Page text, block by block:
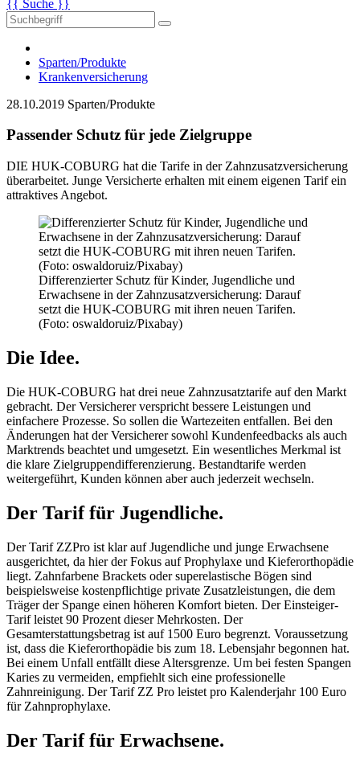
{{ Suche }}
Sparten/Produkte
Krankenversicherung
28.10.2019 Sparten/Produkte
Passender Schutz für jede Zielgruppe
DIE HUK-COBURG hat die Tarife in der Zahnzusatzversicherung
überarbeitet. Junge Versicherte erhalten mit einem eigenen Tarif ein
attraktives Angebot.
Differenzierter Schutz für Kinder, Jugendliche und
Erwachsene in der Zahnzusatzversicherung: Darauf
setzt die HUK-COBURG mit ihren neuen Tarifen.
(Foto: oswaldoruiz/Pixabay)
Die Idee.
Die HUK-COBURG hat drei neue Zahnzusatztarife auf den Markt
gebracht. Der Versicherer verspricht bessere Leistungen und
einfachere Prozesse. So sollen die Wartezeiten entfallen. Bei den
Änderungen hat der Versicherer sowohl Kundenfeedbacks als auch
Marktrends beachtet und umgesetzt. Ein wesentliches Merkmal ist
die klare Zielgruppendifferenzierung. Bestandtarife werden
weitergeführt, Kunden können aber auch jederzeit wechseln.
Der Tarif für Jugendliche.
Der Tarif ZZPro ist klar auf Jugendliche und junge Erwachsene
ausgerichtet, da hier der Fokus auf Prophylaxe und Kieferorthopädie
liegt. Zahnfarbene Brackets oder superelastische Bögen sind
beispielsweise kostenpflichtige private Zusatzleistungen, die dem
Träger der Spange einen höheren Komfort bieten. Der Einsteiger-
Tarif leistet 90 Prozent dieser Mehrkosten. Der
Gesamterstattungsbetrag ist auf 1500 Euro begrenzt. Voraussetzung
ist, dass die Kieferorthopädie bis zum 18. Lebensjahr begonnen hat.
Bei einem Unfall entfällt diese Altersgrenze. Um bei festen Spangen
Karies zu vermeiden, empfiehlt sich eine professionelle
Zahnreinigung. Der Tarif ZZ Pro leistet pro Kalenderjahr 100 Euro
für Zahnprophylaxe.
Der Tarif für Erwachsene.